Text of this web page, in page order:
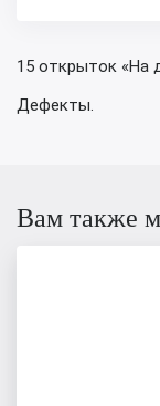
15 открыток «На
Дефекты.
Вам также